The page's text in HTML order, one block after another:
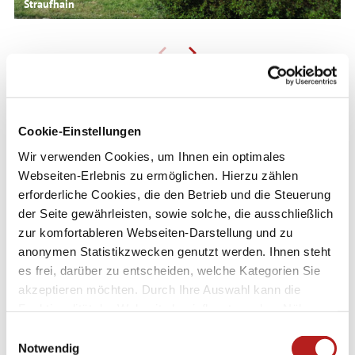
Cookie-Einstellungen
Wir verwenden Cookies, um Ihnen ein optimales
Webseiten-Erlebnis zu ermöglichen. Hierzu zählen
erforderliche Cookies, die den Betrieb und die Steuerung
der Seite gewährleisten, sowie solche, die ausschließlich
zur komfortableren Webseiten-Darstellung und zu
anonymen Statistikzwecken genutzt werden. Ihnen steht
es frei, darüber zu entscheiden, welche Kategorien Sie
akzeptieren möchten. Durch Ihre Auswahl kann die
Datenschutzbestimmungen.
Notwendig
Straufhain
Reisetipps Hildburghausen
Tourist-Information Hildburghausen